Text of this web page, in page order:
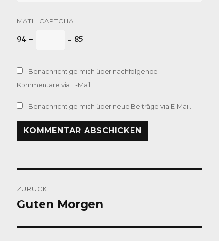
MATH CAPTCHA
94 − = 85
Benachrichtige mich über nachfolgende
Kommentare via E-Mail.
Benachrichtige mich über neue Beiträge via E-Mail.
ZURÜCK
Vorheriger
Guten Morgen